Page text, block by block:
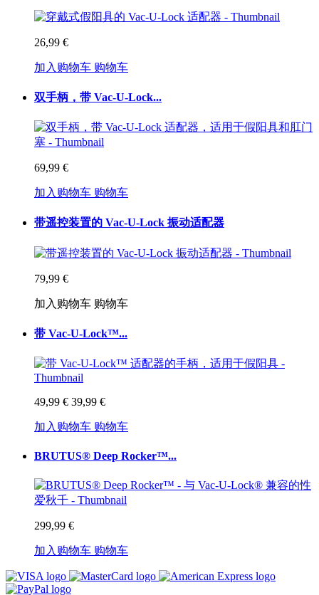
26,99 €
加入购物车 购物车
双手柄，带 Vac-U-Lock...
69,99 €
加入购物车 购物车
带遥控装置的 Vac-U-Lock 振动适配器
79,99 €
加入购物车 购物车
带 Vac-U-Lock™...
49,99 € 39,99 €
加入购物车 购物车
BRUTUS® Deep Rocker™...
299,99 €
加入购物车 购物车